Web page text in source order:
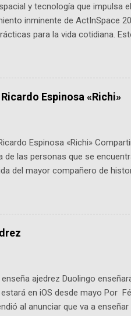
y tecnología que
inminente de ActInSpace
para la vida cotidiana.
es ActInSpace y por qué
tienen 24 horas para
con un evento gratuito el 30 de
Espinosa «Richi»
Espinosa «Richi»
de las personas que se
del mayor compañero de
viene "la fuerza poderosa",
un personaje de gabán y
-La colección Ricardo
en la Biblioteca Luis Ángel
ajedrez Duolingo
en iOS desde mayo Por
al anunciar que va a